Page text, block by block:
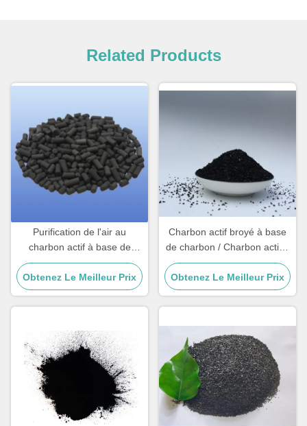
Related Products
Purification de l'air au
charbon actif à base de
charbon CAS 64365-11-3
Obtenez Le Meilleur Prix
Charbon actif broyé à base
de charbon / Charbon actif à
base de charbon Pour
clarification
Obtenez Le Meilleur Prix